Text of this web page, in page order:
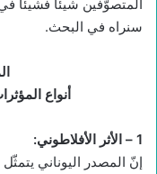
المتصوّفين شيئاً فشيئاً
سنراه في البحث.
المبحث
أنواع المؤثرات
1 – الأثر الأفلاطوني:
إنّ المصدر اليوناني